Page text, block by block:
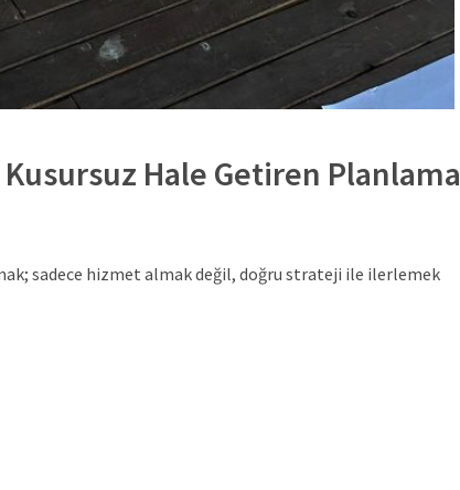
Hale Getiren Planlama
sadece hizmet almak değil, doğru strateji ile ilerlemek